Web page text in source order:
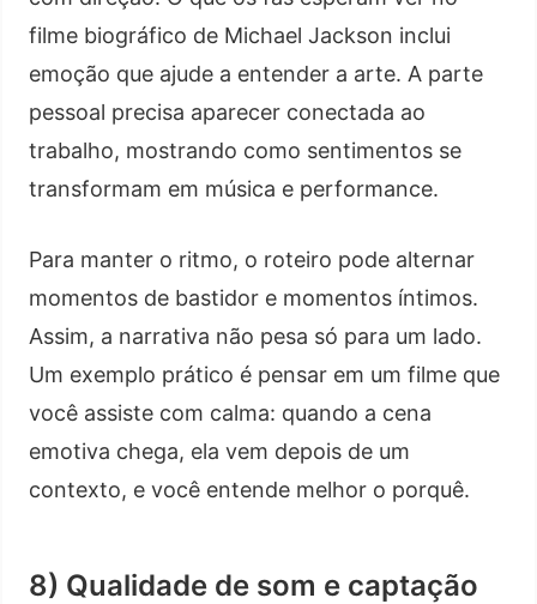
filme biográfico de Michael Jackson inclui
emoção que ajude a entender a arte. A parte
pessoal precisa aparecer conectada ao
trabalho, mostrando como sentimentos se
transformam em música e performance.
Para manter o ritmo, o roteiro pode alternar
momentos de bastidor e momentos íntimos.
Assim, a narrativa não pesa só para um lado.
Um exemplo prático é pensar em um filme que
você assiste com calma: quando a cena
emotiva chega, ela vem depois de um
contexto, e você entende melhor o porquê.
8) Qualidade de som e captação